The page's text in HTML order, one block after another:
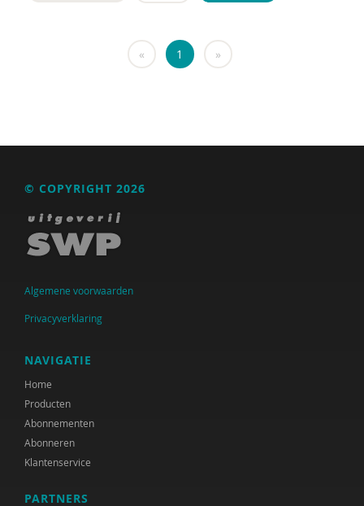
Ramirelsyla Eloise
Regioplan
Sonja
United Nations Office for Disaster Risk Reduction
VGN
WRR
René .C. Hoksbergen
Tim 'S Jongers
« 1 »
© COPYRIGHT 2026
Algemene voorwaarden
Privacyverklaring
NAVIGATIE
Home
Producten
Abonnementen
Abonneren
Klantenservice
PARTNERS